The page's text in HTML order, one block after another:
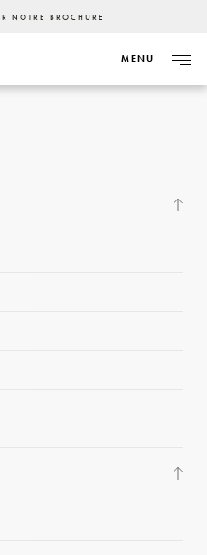
NOTRE BROCHURE
MENU